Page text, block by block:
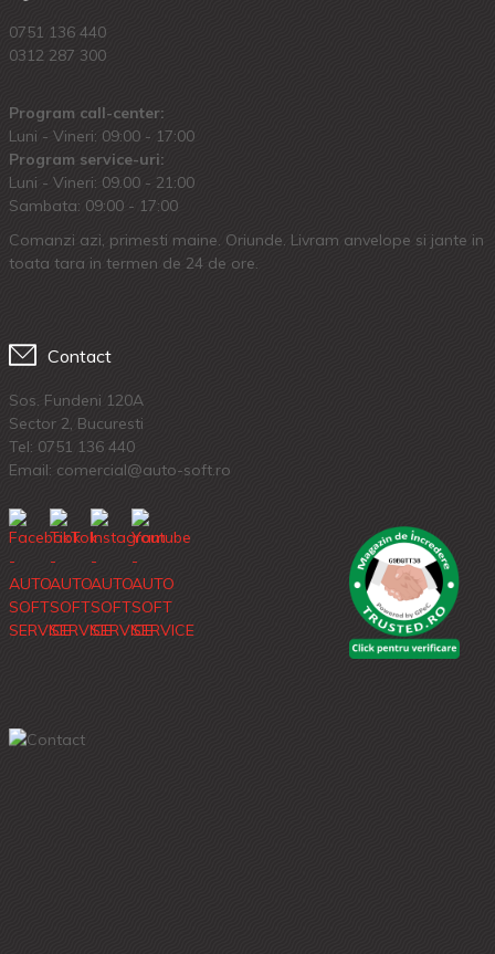
0751 136 440
0312 287 300
Program call-center:
Luni - Vineri: 09:00 - 17:00
Program service-uri:
Luni - Vineri: 09.00 - 21:00
Sambata: 09:00 - 17:00
Comanzi azi, primesti maine. Oriunde. Livram anvelope si jante in
toata tara in termen de 24 de ore.
Contact
Sos. Fundeni 120A
Sector 2, Bucuresti
Tel: 0751 136 440
Email: comercial@auto-soft.ro